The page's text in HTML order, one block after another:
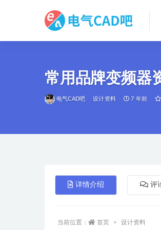
常用品牌变频器
电气CAD吧 设计资料 7 年前
详情介绍 评
当前位置： 首页 设计资料